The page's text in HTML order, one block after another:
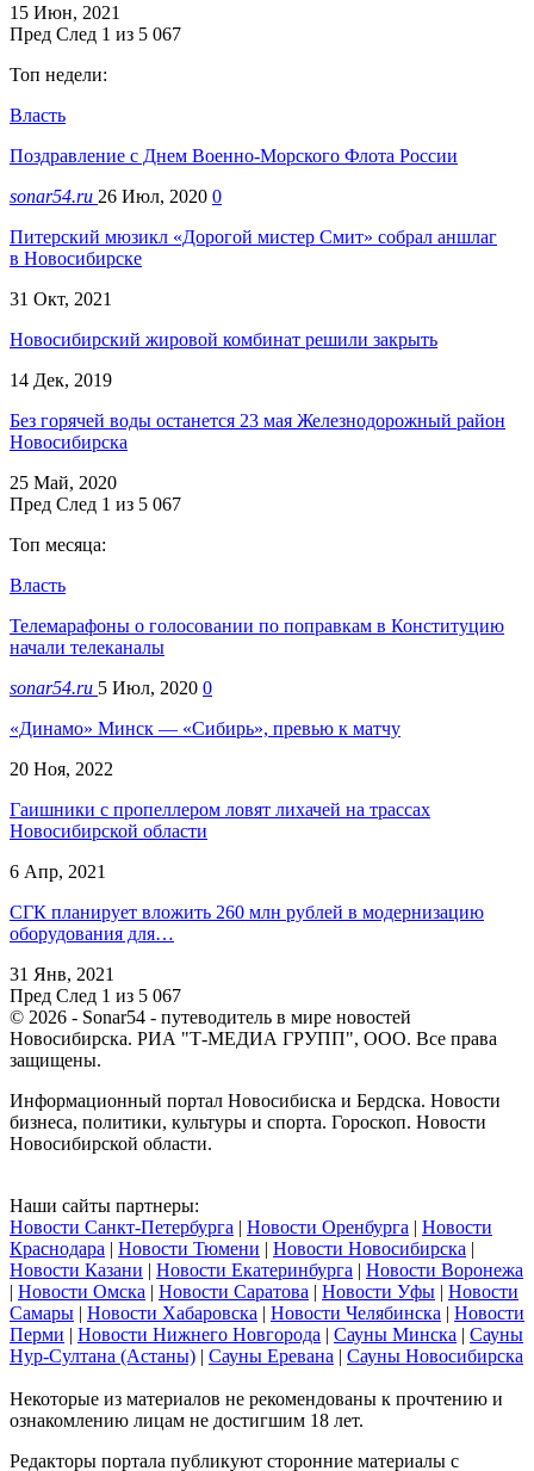
15 Июн, 2021
Пред След 1 из 5 067
Топ недели:
Власть
Поздравление с Днем Военно-Морского Флота России
sonar54.ru 26 Июл, 2020 0
Питерский мюзикл «Дорогой мистер Смит» собрал аншлаг
в Новосибирске
31 Окт, 2021
Новосибирский жировой комбинат решили закрыть
14 Дек, 2019
Без горячей воды останется 23 мая Железнодорожный район
Новосибирска
25 Май, 2020
Пред След 1 из 5 067
Топ месяца:
Власть
Телемарафоны о голосовании по поправкам в Конституцию
начали телеканалы
sonar54.ru 5 Июл, 2020 0
«Динамо» Минск — «Сибирь», превью к матчу
20 Ноя, 2022
Гаишники с пропеллером ловят лихачей на трассах
Новосибирской области
6 Апр, 2021
СГК планирует вложить 260 млн рублей в модернизацию
оборудования для…
31 Янв, 2021
Пред След 1 из 5 067
© 2026 - Sonar54 - путеводитель в мире новостей
Новосибирска. РИА "Т-МЕДИА ГРУПП", ООО. Все права
защищены.
Информационный портал Новосибиска и Бердска. Новости
бизнеса, политики, культуры и спорта. Гороскоп. Новости
Новосибирской области.
Наши сайты партнеры:
Новости Санкт-Петербурга | Новости Оренбурга | Новости
Краснодара | Новости Тюмени | Новости Новосибирска |
Новости Казани | Новости Екатеринбурга | Новости Воронежа
| Новости Омска | Новости Саратова | Новости Уфы | Новости
Самары | Новости Хабаровска | Новости Челябинска | Новости
Перми | Новости Нижнего Новгорода | Сауны Минска | Сауны
Нур-Султана (Астаны) | Сауны Еревана | Сауны Новосибирска
Некоторые из материалов не рекомендованы к прочтению и
ознакомлению лицам не достигшим 18 лет.
Редакторы портала публикуют сторонние материалы с